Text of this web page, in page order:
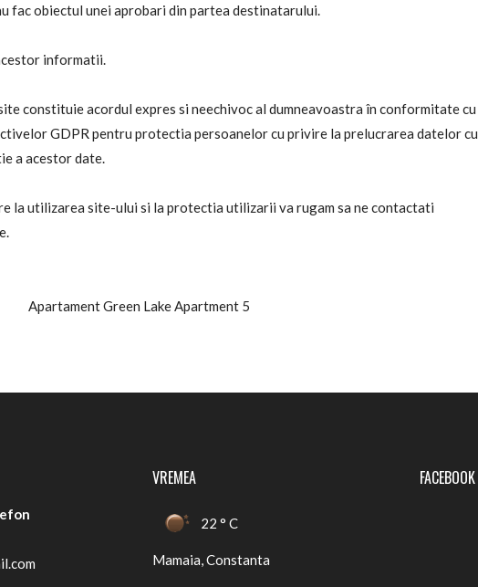
fac obiectul unei aprobari din partea destinatarului.
informatii.
constituie acordul expres si neechivoc al dumneavoastra în conformitate cu
GDPR pentru protectia persoanelor cu privire la prelucrarea datelor cu
a acestor date.
la utilizarea site-ului si la protectia utilizarii va rugam sa ne contactati
Apartament Green Lake Apartment 5
VREMEA
22 ° C
Mamaia, Constanta
FACEBOOK